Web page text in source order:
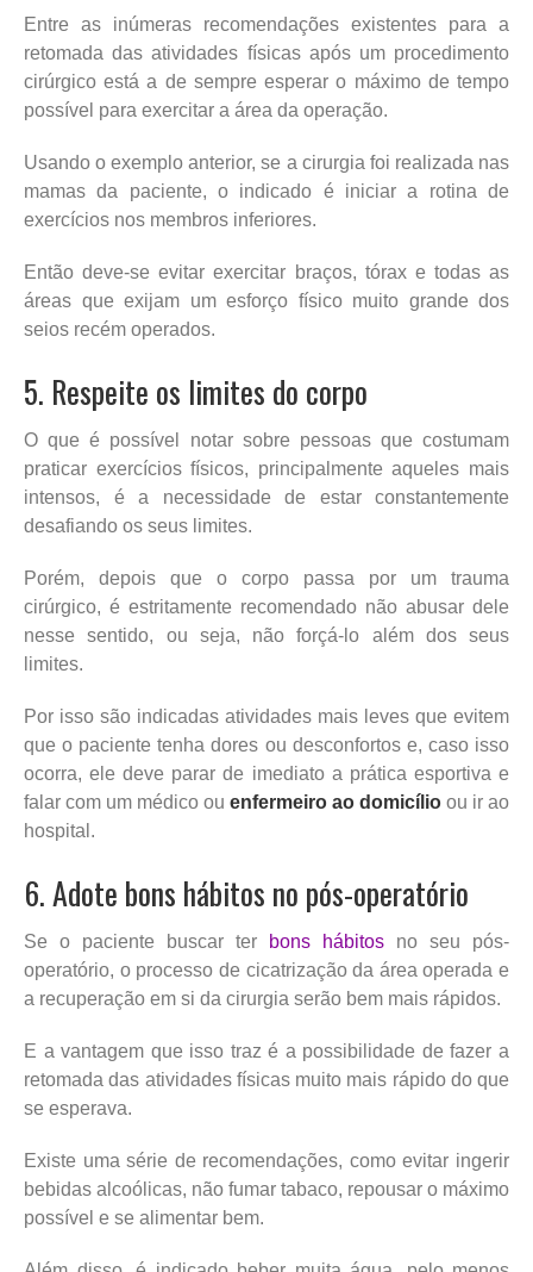
Entre as inúmeras recomendações existentes para a
retomada das atividades físicas após um procedimento
cirúrgico está a de sempre esperar o máximo de tempo
possível para exercitar a área da operação.
Usando o exemplo anterior, se a cirurgia foi realizada nas
mamas da paciente, o indicado é iniciar a rotina de
exercícios nos membros inferiores.
Então deve-se evitar exercitar braços, tórax e todas as
áreas que exijam um esforço físico muito grande dos
seios recém operados.
5. Respeite os limites do corpo
O que é possível notar sobre pessoas que costumam
praticar exercícios físicos, principalmente aqueles mais
intensos, é a necessidade de estar constantemente
desafiando os seus limites.
Porém, depois que o corpo passa por um trauma
cirúrgico, é estritamente recomendado não abusar dele
nesse sentido, ou seja, não forçá-lo além dos seus
limites.
Por isso são indicadas atividades mais leves que evitem
que o paciente tenha dores ou desconfortos e, caso isso
ocorra, ele deve parar de imediato a prática esportiva e
falar com um médico ou enfermeiro ao domicílio ou ir ao
hospital.
6. Adote bons hábitos no pós-operatório
Se o paciente buscar ter bons hábitos no seu pós-
operatório, o processo de cicatrização da área operada e
a recuperação em si da cirurgia serão bem mais rápidos.
E a vantagem que isso traz é a possibilidade de fazer a
retomada das atividades físicas muito mais rápido do que
se esperava.
Existe uma série de recomendações, como evitar ingerir
bebidas alcoólicas, não fumar tabaco, repousar o máximo
possível e se alimentar bem.